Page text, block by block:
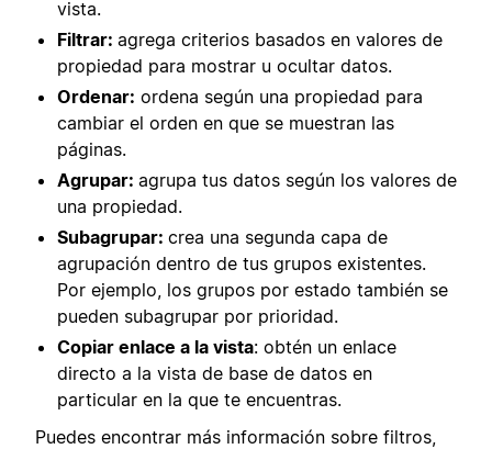
vista.
Filtrar: agrega criterios basados en valores de
propiedad para mostrar u ocultar datos.
Ordenar: ordena según una propiedad para
cambiar el orden en que se muestran las
páginas.
Agrupar: agrupa tus datos según los valores de
una propiedad.
Subagrupar: crea una segunda capa de
agrupación dentro de tus grupos existentes.
Por ejemplo, los grupos por estado también se
pueden subagrupar por prioridad.
Copiar enlace a la vista: obtén un enlace
directo a la vista de base de datos en
particular en la que te encuentras.
Puedes encontrar más información sobre filtros,